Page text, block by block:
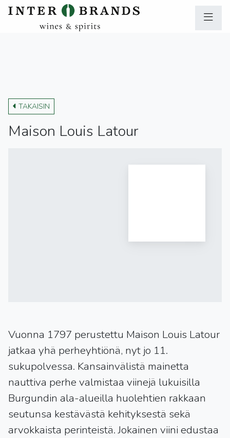
TAKAISIN
Maison Louis Latour
Vuonna 1797 perustettu Maison Louis Latour
jatkaa yhä perheyhtiönä, nyt jo 11.
sukupolvessa. Kansainvälistä mainetta
nauttiva perhe valmistaa viinejä lukuisilla
Burgundin ala-alueilla huolehtien rakkaan
seutunsa kestävästä kehityksestä sekä
arvokkaista perinteistä. Jokainen viini edustaa